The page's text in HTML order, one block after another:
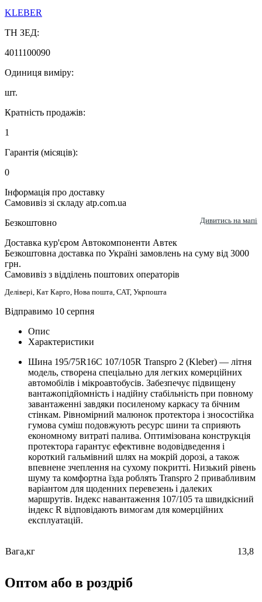
KLEBER
ТН ЗЕД:
4011100090
Одиниця виміру:
шт.
Кратність продажів:
1
Гарантія (місяців):
0
Інформація про доставку
Самовивіз зі складу atp.com.ua
Безкоштовно
Дивитись на мапі
Доставка кур'єром Автокомпоненти Автек
Безкоштовна доставка по Україні замовлень на суму від 3000
грн.
Самовивіз з відділень поштових операторів
Делівері, Кат Карго, Нова пошта, САТ, Укрпошта
Відправимо 10 серпня
Опис
Характеристики
Шина 195/75R16C 107/105R Transpro 2 (Kleber) — літня
модель, створена спеціально для легких комерційних
автомобілів і мікроавтобусів. Забезпечує підвищену
вантажопідйомність і надійну стабільність при повному
завантаженні завдяки посиленому каркасу та бічним
стінкам. Рівномірний малюнок протектора і зносостійка
гумова суміш подовжують ресурс шини та сприяють
економному витраті палива. Оптимізована конструкція
протектора гарантує ефективне водовідведення і
короткий гальмівний шлях на мокрій дорозі, а також
впевнене зчеплення на сухому покритті. Низький рівень
шуму та комфортна їзда роблять Transpro 2 привабливим
варіантом для щоденних перевезень і далеких
маршрутів. Індекс навантаження 107/105 та швидкісний
індекс R відповідають вимогам для комерційних
експлуатацій.
Вага,кг 13,8
Оптом або в роздріб